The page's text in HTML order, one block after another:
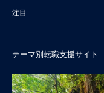
注目
テーマ別転職支援サイト